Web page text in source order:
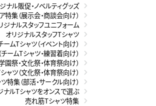
ナル販促・ノベルティグッズ
特集（展示会・商談会向け）
ジナルスタッフユニフォーム
オリジナルスタッフTシャツ
ムTシャツ（イベント向け）
ームTシャツ・練習着向け）
園祭・文化祭・体育祭向け）
ャツ（文化祭・体育祭向け）
特集（部活・サークル向け）
ナルTシャツをオンスで選ぶ
売れ筋Tシャツ特集